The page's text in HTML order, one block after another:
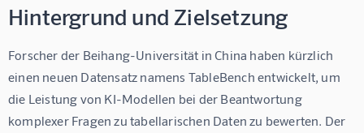
Hintergrund und Zielsetzung
Forscher der Beihang-Universität in China haben kürzlich
einen neuen Datensatz namens TableBench entwickelt, um
die Leistung von KI-Modellen bei der Beantwortung
komplexer Fragen zu tabellarischen Daten zu bewerten. Der